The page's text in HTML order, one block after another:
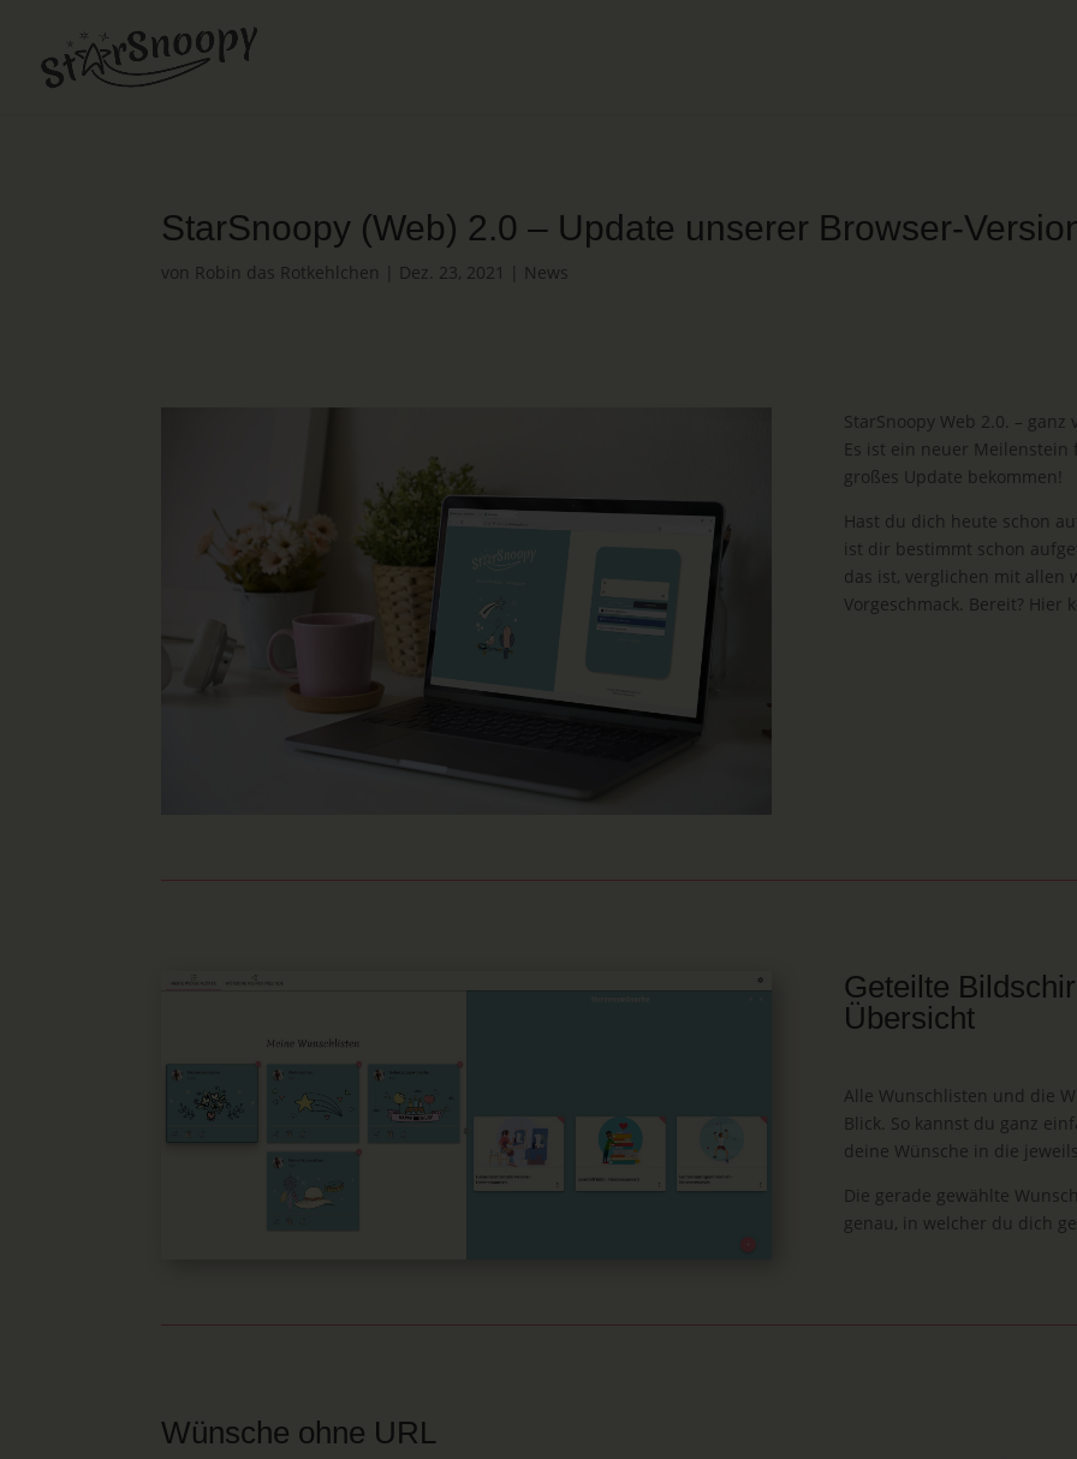
StarSnoopy (Web) 2.0 – Update unserer Browser-
von Robin das Rotkehlchen Dez. 23, 2021 News
StarSnoopy Web 2.0. –
Es ist ein neuer Meilenstein
großes Update bekommen!
Hast du dich heute schon
ist dir bestimmt schon
das ist, verglichen mit allen
Vorgeschmack. Bereit? Hier
Geteilte
Übersicht
Alle Wunschlisten und die
Blick. So kannst du ganz
deine Wünsche in die
Die gerade gewählte
genau, in welcher du dich
Wünsche ohne URL